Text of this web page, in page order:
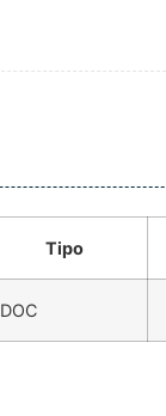
Tipo
DOC